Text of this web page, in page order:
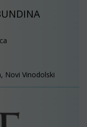
Novi Vinodolski